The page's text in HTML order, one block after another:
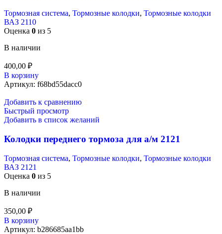
Тормозная система, Тормозные колодки, Тормозные колодки
ВАЗ 2110
Оценка 0 из 5
В наличии
400,00 ₽
В корзину
Артикул: f68bd55dacc0
Добавить к сравнению
Быстрый просмотр
Добавить в список желаний
Колодки переднего тормоза для а/м 2121
Тормозная система, Тормозные колодки, Тормозные колодки
ВАЗ 2121
Оценка 0 из 5
В наличии
350,00 ₽
В корзину
Артикул: b286685aa1bb